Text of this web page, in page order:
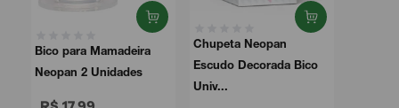
Bico para Mamadeira
Neopan 2 Unidades
Chupeta Neopan
Escudo Decorada Bico
Univ...